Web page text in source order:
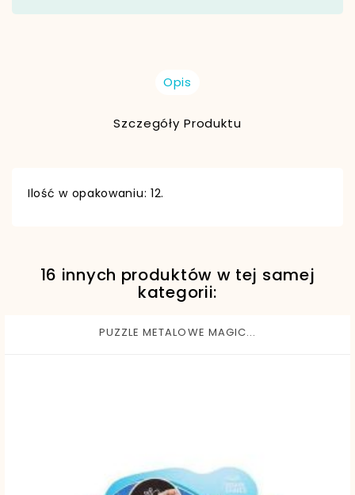
Opis
Szczegóły Produktu
Ilość w opakowaniu: 12.
16 innych produktów w tej samej
kategorii:
PUZZLE METALOWE MAGIC...